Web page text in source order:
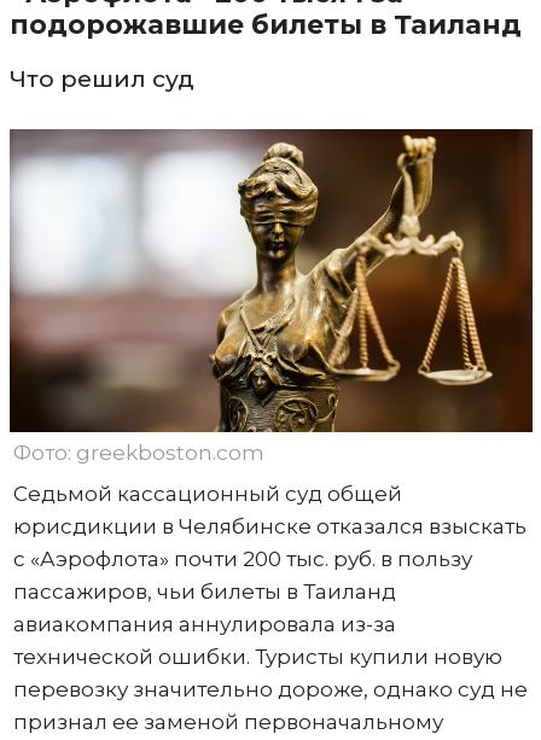
подорожавшие билеты в Таиланд
Что решил суд
Фото: greekboston.com
Седьмой кассационный суд общей
юрисдикции в Челябинске отказался взыскать
с «Аэрофлота» почти 200 тыс. руб. в пользу
пассажиров, чьи билеты в Таиланд
авиакомпания аннулировала из-за
технической ошибки. Туристы купили новую
перевозку значительно дороже, однако суд не
признал ее заменой первоначальному